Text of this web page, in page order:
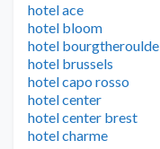
hotel ace
hotel bloom
hotel bourgtheroulde
hotel brussels
hotel capo rosso
hotel center
hotel center brest
hotel charme